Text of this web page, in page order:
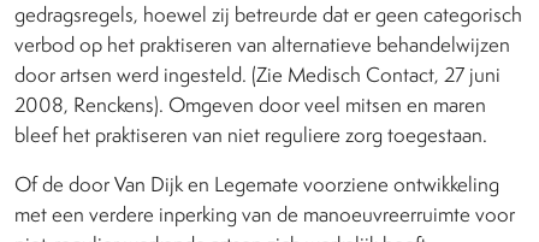
gedragsregels, hoewel zij betreurde dat er geen categorisch
verbod op het praktiseren van alternatieve behandelwijzen
door artsen werd ingesteld. (Zie Medisch Contact, 27 juni
2008, Renckens). Omgeven door veel mitsen en maren
bleef het praktiseren van niet reguliere zorg toegestaan.
Of de door Van Dijk en Legemate voorziene ontwikkeling
met een verdere inperking van de manoeuvreerruimte voor